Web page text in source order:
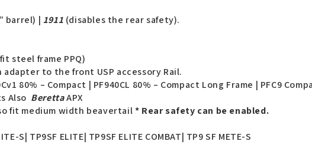
barrel) | 1911 (disables the rear safety).
steel frame PPQ)
adapter to the front USP accessory Rail.
80% – Compact | PF940CL 80% – Compact Long Frame | PFC9
Also BerettaAPX
fit medium width beavertail* Rear safety can be enabled.
S| TP9SF ELITE| TP9SF ELITE COMBAT| TP9 SF METE-S